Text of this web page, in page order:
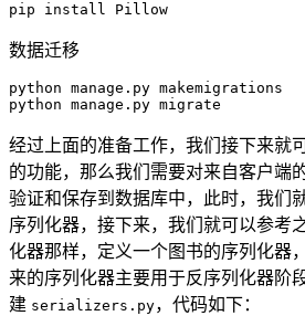
pip install Pillow
数据迁移
python manage.py makemigrations
python manage.py migrate
经过上面的准备工作，我们接下来就
的功能，那么我们需要对来自客户端
验证和保存到数据库中，此时，我们
序列化器，接下来，我们就可以参考
化器那样，定义一个图书的序列化器
来的序列化器主要用于反序列化器阶
建 serializers.py，代码如下：